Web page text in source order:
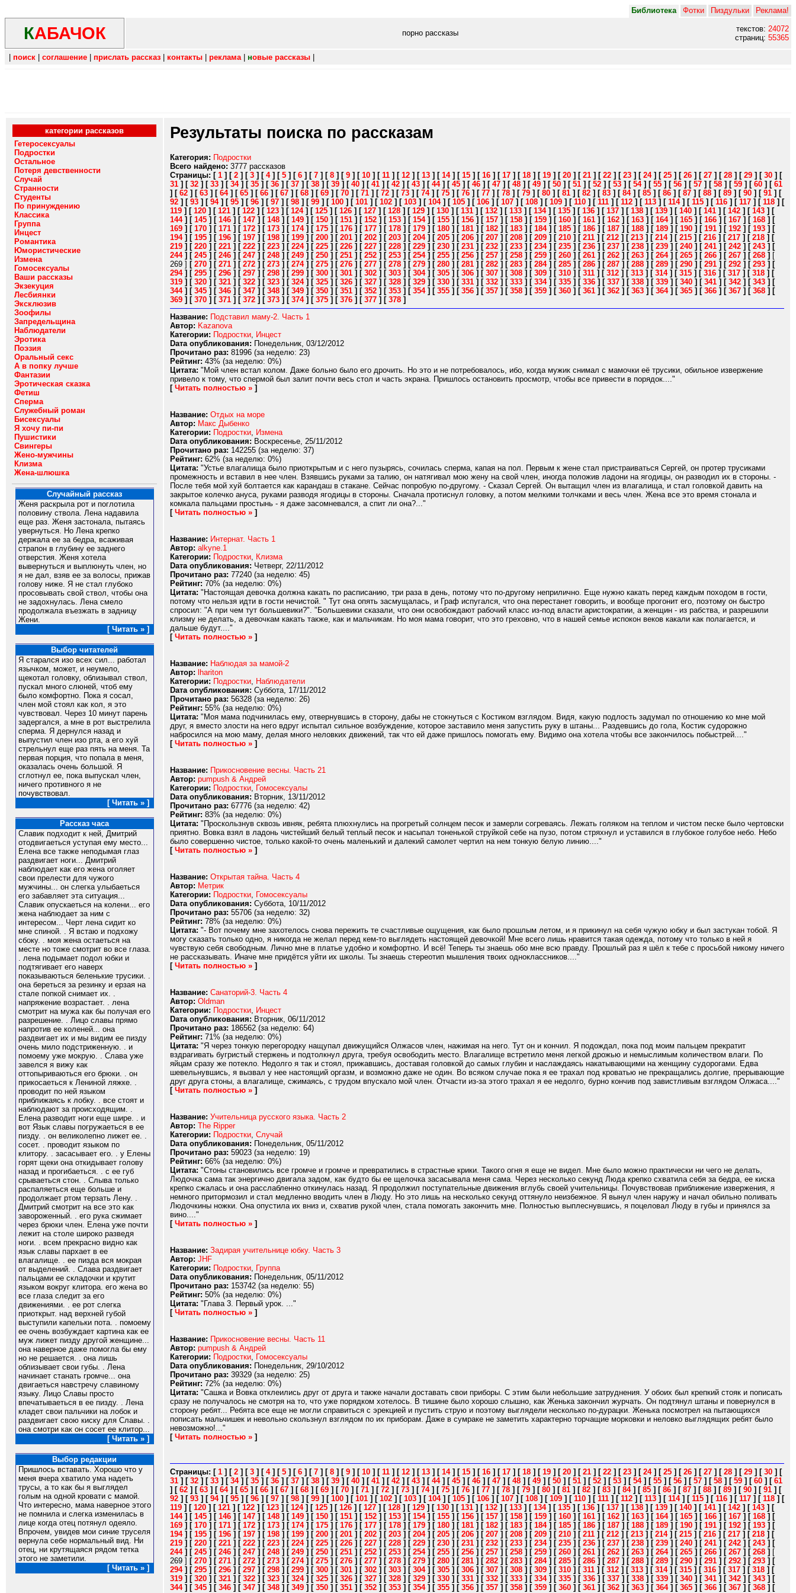
Библиотека Фотки Пиздульки Реклама!
КАБАЧОК порно рассказы текстов: 24072
страниц: 55365
поиск соглашение прислать рассказ контакты реклама| новые рассказы
категории рассказов
Гетеросексуалы
Подростки
Остальное
Потеря девственности
Случай
Странности
Студенты
По принуждению
Классика
Группа
Инцест
Романтика
Юмористические
Измена
Гомосексуалы
Ваши рассказы
Экзекуция
Лесбиянки
Эксклюзив
Зоофилы
Запредельщина
Наблюдатели
Эротика
Поэзия
Оральный секс
А в попку лучше
Фантазии
Эротическая сказка
Фетиш
Сперма
Служебный роман
Бисексуалы
Я хочу пи-пи
Пушистики
Свингеры
Жено-мужчины
Клизма
Жена-шлюшка
Случайный рассказ
Женя раскрыла рот и поглотила
половину ствола. Лена надавила
еще раз. Женя застонала, пытаясь
увернуться. Но Лена крепко
держала ее за бедра, всаживая
страпон в глубину ее заднего
отверстия. Женя хотела
вывернуться и выплюнуть член, но
я не дал, взяв ее за волосы, прижав
голову ниже. Я не стал глубоко
просовывать свой ствол, чтобы она
не задохнулась. Лена смело
продолжала въезжать в задницу
Жени.
[ Читать » ]
Выбор читателей
Я старался изо всех сил... работал
язычком, может, и неумело,
щекотал головку, облизывал ствол,
пускал много слюней, чтоб ему
было комфортно. Пока я сосал,
член мой стоял как кол, я это
чувствовал. Через 10 минут парень
задергался, а мне в рот выстрелила
сперма. Я дернулся назад и
выпустил член изо рта, а его хуй
стрельнул еще раз пять на меня. Та
первая порция, что попала в меня,
оказалась очень большой. Я
сглотнул ее, пока выпускал член,
ничего противного я не
почувствовал.
[ Читать » ]
Рассказ часа
Славик подходит к ней, Дмитрий
отодвигаеться уступая ему место...
Елена все также неподымая глаз
раздвигает ноги... Дмитрий
наблюдает как его жена оголяет
свои прелести для чужого
мужчины... он слегка улыбаеться
его забавляет эта ситуация...
Славик опускаеться на колени... его
жена наблюдает за ним с
интересом... Черт лена сидит ко
мне спиной. . Я встаю и подхожу
сбоку. . моя жена остаеться на
месте но тоже смотрит во все глаза.
. лена подымает подол юбки и
подтягивает его наверх
показываються беленькие трусики. .
она береться за резинку и ерзая на
стале попкой снимает их. .
напряжение возрастает. . лена
смотрит на мужа как бы получая его
разрешение. . Лицо славы прямо
напротив ее коленей... она
раздвигает их и мы видим ее пизду
очень мило подстриженную. . и
помоему уже мокрую. . Слава уже
завелся я вижу как
оттопыриваються его брюки. . он
прикосаеться к Лениной ляжке. .
проводит по ней языком
приближаясь к лобку. . все стоят и
наблюдают за происходящим. .
Елена разводит ноги еще шире. . и
вот Язык славы погружаеться в ее
пизду. . он великолепно лижет ее. .
сосет. . проводит языком по
клитору. . засасывает его. . у Елены
горят щеки она откидывает голову
назад и прогибаеться. . с ее губ
срываеться стон. . Слыва только
распаляеться еще больше и
продолжает ртом терзать Лену. .
Дмитрий смотрит на все это как
завороженный. . его рука сжимает
через брюки член. Елена уже почти
лежит на столе широко разведя
ноги. . всем прекрасно видно как
язык славы пархает в ее
влагалище. . ее пизда вся мокрая
от выделений. . Слава раздвигает
пальцами ее складочки и крутит
языком вокруг клитора. его жена во
все глаза следит за его
движениями. . ее рот слегка
приоткрыт. над верхней губой
выступили капельки пота. . помоему
ее очень возбуждает картина как ее
муж лижет пизду другой женщине...
она наверное даже помогла бы ему
но не решается. . она лишь
облизывает свои губы. . Лена
начинает станать громче... она
двигаеться навстречу славиному
языку. Лицо Славы просто
впечатываеться в ее пизду. . Лeна
кладет свои пальчики на лобок и
раздвигает свою киску для Cлавы. .
она смотри как он сосет ее клитор...
[ Читать » ]
Выбор редакции
Пришлось вставать. Хорошо что у
меня вчера хватило ума надеть
трусы, а то как бы я выглядел
голым на одной кровати с мамой.
Что интересно, мама наверное этого
не помнила и слегка изменилась в
лице когда отец потянул одеяло.
Впрочем, увидев мои синие труселя
вернула себе нормальный вид. Ни
отец, ни крутящаяся рядом тетка
этого не заметили.
[ Читать » ]
Результаты поиска по рассказам
Категория: Подростки
Всего найдено: 3777 рассказов
Страницы: [ 1 ] [ 2 ] [ 3 ] [ 4] [ 5 ] [ 6 ] [ 7 ] [ 8 ] [ 9 ] [ 10 ] [ 11 ] [ 12 ] [ 13 ] [ 14] [ 15 ] [ 16 ] [ 17 ] [ 18 ] [ 19 ] [ 20 ] [ 21 ] [ 22 ] [ 23 ] [ 24] [ 25 ] [ 26 ] [ 27 ] [ 28 ] [ 29 ] [ 30 ] [
31 ] [ 32 ] [ 33 ] [ 34] [ 35 ] [ 36 ] [ 37 ] [ 38 ] [ 39 ] [ 40 ] [ 41 ] [ 42 ] [ 43 ] [ 44] [ 45 ] [ 46 ] [ 47 ] [ 48 ] [ 49 ] [ 50 ] [ 51 ] [ 52 ] [ 53 ] [ 54] [ 55 ] [ 56 ] [ 57 ] [ 58 ] [ 59 ] [ 60 ] [ 61
] [ 62 ] [ 63 ] [ 64] [ 65 ] [ 66 ] [ 67 ] [ 68 ] [ 69 ] [ 70 ] [ 71 ] [ 72 ] [ 73 ] [ 74] [ 75 ] [ 76 ] [ 77 ] [ 78 ] [ 79 ] [ 80 ] [ 81 ] [ 82 ] [ 83 ] [ 84] [ 85 ] [ 86 ] [ 87 ] [ 88 ] [ 89 ] [ 90 ] [ 91 ] [
92 ] [ 93 ] [ 94] [ 95 ] [ 96 ] [ 97 ] [ 98 ] [ 99 ] [ 100 ] [ 101 ] [ 102 ] [ 103 ] [ 104] [ 105 ] [ 106 ] [ 107 ] [ 108 ] [ 109 ] [ 110 ] [ 111 ] [ 112 ] [ 113 ] [ 114] [ 115 ] [ 116 ] [ 117 ] [ 118 ] [
119 ] [ 120 ] [ 121 ] [ 122 ] [ 123 ] [ 124] [ 125 ] [ 126 ] [ 127 ] [ 128 ] [ 129 ] [ 130 ] [ 131 ] [ 132 ] [ 133 ] [ 134] [ 135 ] [ 136 ] [ 137 ] [ 138 ] [ 139 ] [ 140 ] [ 141 ] [ 142 ] [ 143 ] [
144] [ 145 ] [ 146 ] [ 147 ] [ 148 ] [ 149 ] [ 150 ] [ 151 ] [ 152 ] [ 153 ] [ 154] [ 155 ] [ 156 ] [ 157 ] [ 158 ] [ 159 ] [ 160 ] [ 161 ] [ 162 ] [ 163 ] [ 164] [ 165 ] [ 166 ] [ 167 ] [ 168 ] [
169 ] [ 170 ] [ 171 ] [ 172 ] [ 173 ] [ 174] [ 175 ] [ 176 ] [ 177 ] [ 178 ] [ 179 ] [ 180 ] [ 181 ] [ 182 ] [ 183 ] [ 184] [ 185 ] [ 186 ] [ 187 ] [ 188 ] [ 189 ] [ 190 ] [ 191 ] [ 192 ] [ 193 ] [
194] [ 195 ] [ 196 ] [ 197 ] [ 198 ] [ 199 ] [ 200 ] [ 201 ] [ 202 ] [ 203 ] [ 204] [ 205 ] [ 206 ] [ 207 ] [ 208 ] [ 209 ] [ 210 ] [ 211 ] [ 212 ] [ 213 ] [ 214] [ 215 ] [ 216 ] [ 217 ] [ 218 ] [
219 ] [ 220 ] [ 221 ] [ 222 ] [ 223 ] [ 224] [ 225 ] [ 226 ] [ 227 ] [ 228 ] [ 229 ] [ 230 ] [ 231 ] [ 232 ] [ 233 ] [ 234] [ 235 ] [ 236 ] [ 237 ] [ 238 ] [ 239 ] [ 240 ] [ 241 ] [ 242 ] [ 243 ] [
244] [ 245 ] [ 246 ] [ 247 ] [ 248 ] [ 249 ] [ 250 ] [ 251 ] [ 252 ] [ 253 ] [ 254] [ 255 ] [ 256 ] [ 257 ] [ 258 ] [ 259 ] [ 260 ] [ 261 ] [ 262 ] [ 263 ] [ 264] [ 265 ] [ 266 ] [ 267 ] [ 268 ] [
269 ] [ 270 ] [ 271 ] [ 272 ] [ 273 ] [ 274] [ 275 ] [ 276 ] [ 277 ] [ 278 ] [ 279 ] [ 280 ] [ 281 ] [ 282 ] [ 283 ] [ 284] [ 285 ] [ 286 ] [ 287 ] [ 288 ] [ 289 ] [ 290 ] [ 291 ] [ 292 ] [ 293 ] [
294] [ 295 ] [ 296 ] [ 297 ] [ 298 ] [ 299 ] [ 300 ] [ 301 ] [ 302 ] [ 303 ] [ 304] [ 305 ] [ 306 ] [ 307 ] [ 308 ] [ 309 ] [ 310 ] [ 311 ] [ 312 ] [ 313 ] [ 314] [ 315 ] [ 316 ] [ 317 ] [ 318 ] [
319 ] [ 320 ] [ 321 ] [ 322 ] [ 323 ] [ 324] [ 325 ] [ 326 ] [ 327 ] [ 328 ] [ 329 ] [ 330 ] [ 331 ] [ 332 ] [ 333 ] [ 334] [ 335 ] [ 336 ] [ 337 ] [ 338 ] [ 339 ] [ 340 ] [ 341 ] [ 342 ] [ 343 ] [
344] [ 345 ] [ 346 ] [ 347 ] [ 348 ] [ 349 ] [ 350 ] [ 351 ] [ 352 ] [ 353 ] [ 354] [ 355 ] [ 356 ] [ 357 ] [ 358 ] [ 359 ] [ 360 ] [ 361 ] [ 362 ] [ 363 ] [ 364] [ 365 ] [ 366 ] [ 367 ] [ 368 ] [
369 ] [ 370 ] [ 371 ] [ 372 ] [ 373 ] [ 374] [ 375 ] [ 376 ] [ 377 ] [ 378 ]
Название: Подставил маму-2. Часть 1
Автор: Kazanova
Категории: Подростки, Инцест
Dата опубликования: Понедельник, 03/12/2012
Прочитано раз: 81996 (за неделю: 23)
Рейтинг: 43% (за неделю: 0%)
Цитата: "Мой член встал колом. Даже больно было его дрочить. Но это и не потребовалось, ибо, когда мужик снимал с мамочки её трусики, обильное извержение
привело к тому, что спермой был залит почти весь стол и часть экрана. Пришлось остановить просмотр, чтобы все привести в порядок...."
[ Читать полностью » ]
Название: Отдых на море
Автор: Макс Дыбенко
Категории: Подростки, Измена
Dата опубликования: Воскресенье, 25/11/2012
Прочитано раз: 142255 (за неделю: 37)
Рейтинг: 62% (за неделю: 0%)
Цитата: "Устье влагалища было приоткрытым и с него пузырясь, сочилась сперма, капая на пол. Первым к жене стал пристраиваться Сергей, он протер трусиками
промежность и вставил в нее член. Взявшись руками за талию, он натягивал мою жену на свой член, иногда положив ладони на ягодицы, он разводил их в стороны. -
После тебя мой хуй болтается как карандаш в стакане. Сейчас попробую по-другому. - Сказал Сергей. Он вытащил член из влагалища, и стал головкой давить на
закрытое колечко ануса, руками разводя ягодицы в стороны. Сначала протиснул головку, а потом мелкими толчками и весь член. Жена все это время стонала и
комкала пальцами простынь - я даже засомневался, а спит ли она?..."
[ Читать полностью » ]
Название: Интернат. Часть 1
Автор: alkyne.1
Категории: Подростки, Клизма
Dата опубликования: Четверг, 22/11/2012
Прочитано раз: 77240 (за неделю: 45)
Рейтинг: 70% (за неделю: 0%)
Цитата: "Настоящая девочка должна какать по расписанию, три раза в день, потому что по-другому неприлично. Еще нужно какать перед каждым походом в гости,
потому что нельзя идти в гости нечистой. " Тут она опять засмущалась, и Граф испугался, что она перестанет говорить, и вообще прогонит его, поэтому он быстро
спросил: "А при чем тут большевики?". "Большевики сказали, что они освобождают рабочий класс из-под власти аристократии, а женщин - из рабства, и разрешили
клизму не делать, а девочкам какать также, как и мальчикам. Но моя мама говорит, что это греховно, что в нашей семье испокон веков какали как полагается, и
дальше будут...."
[ Читать полностью » ]
Название: Наблюдая за мамой-2
Автор:
lhariton
Категории: Подростки, Наблюдатели
Dата опубликования: Суббота, 17/11/2012
Прочитано раз: 56328 (за неделю: 26)
Рейтинг: 55% (за неделю: 0%)
Цитата: "Моя мама подчинилась ему, отвернувшись в сторону, дабы не стокнуться с Костиком взглядом. Видя, какую подлость задумал по отношению ко мне мой
друг, я вместо злости на него вдруг испытал сильное возбуждение, которое заставило меня запустить руку в штаны... Раздевшись до гола, Костик судорожно
набросился на мою маму, делая много неловких движений, так что ей даже пришлось помогать ему. Видимо она хотела чтобы все закончилось побыстрей...."
[ Читать полностью » ]
Название: Прикосновение весны. Часть 21
Автор: pumpush & Андрей
Категории: Подростки, Гомосексуалы
Dата опубликования: Вторник, 13/11/2012
Прочитано раз: 67776 (за неделю: 42)
Рейтинг: 83% (за неделю: 0%)
Цитата: "Проскользнув сквозь ивняк, ребята плюхнулись на прогретый солнцем песок и замерли согреваясь. Лежать голяком на теплом и чистом песке было чертовски
приятно. Вовка взял в ладонь чистейший белый теплый песок и насыпал тоненькой струйкой себе на пузо, потом стряхнул и уставился в глубокое голубое небо. Небо
было совершенно чистое, только какой-то очень маленький и далекий самолет чертил на нем тонкую белую линию...."
[ Читать полностью » ]
Название: Открытая тайна. Часть 4
Автор: Метрик
Категории: Подростки, Гомосексуалы
Dата опубликования: Суббота, 10/11/2012
Прочитано раз: 55706 (за неделю: 32)
Рейтинг: 78% (за неделю: 0%)
Цитата: "- Вот почему мне захотелось снова пережить те счастливые ощущения, как было прошлым летом, и я прикинул на себя чужую юбку и был застукан тобой. Я
могу сказать только одно, я никогда не желал перед кем-то выглядеть настоящей девочкой! Мне всего лишь нравится такая одежда, потому что только в ней я
чувствую себя свободным. Лично мне в платье удобно и комфортно. И всё! Теперь ты знаешь обо мне всю правду. Прошлый раз я шёл к тебе с просьбой никому ничего
не рассказывать. Иначе мне придётся уйти их школы. Ты знаешь стереотип мышления твоих одноклассников...."
[ Читать полностью » ]
Название: Санаторий-3. Часть 4
Автор: Oldman
Категории: Подростки, Инцест
Dата опубликования: Вторник, 06/11/2012
Прочитано раз: 186562 (за неделю: 64)
Рейтинг: 71% (за неделю: 0%)
Цитата: "Я через тонкую перегородку нащупал движущийся Олжасов член, нажимая на него. Тут он и кончил. Я подождал, пока под моим пальцем прекратит
вздрагивать бугристый стержень и подтолкнул друга, требуя освободить место. Влагалище встретило меня легкой дрожью и немыслимым количеством влаги. По
яйцам сразу же потекло. Недолго я так и стоял, прижавшись, доставая головкой до самых глубин и наслаждаясь накатывающими на женщину судорогами. Едва
шевельнувшись, я вызвал у нее настоящий оргазм, и возможно даже не один. Во всяком случае пока я ее трахал под кроватью не прекращались долгие, прерывающие
друг друга стоны, а влагалище, сжимаясь, с трудом впускало мой член. Отчасти из-за этого трахал я ее недолго, бурно кончив под завистливым взглядом Олжаса...."
[ Читать полностью » ]
Название: Учительница русского языка. Часть 2
Автор: The Ripper
Категории: Подростки, Случай
Dата опубликования: Понедельник, 05/11/2012
Прочитано раз: 59023 (за неделю: 19)
Рейтинг: 66% (за неделю: 0%)
Цитата: "Стоны становились все громче и громче и превратились в страстные крики. Такого огня я еще не видел. Мне было можно практически ни чего не делать,
Людочка сама так энергично двигала задом, как будто бы ее щелочка засасывала меня сама. Через несколько секунд Люда крепко схватила себя за бедра, ее киска
крепко сжалась и она расслабленно откинулась назад. Я продолжил поступательные движения вглубь своей учительницы. Почувствовав приближение извержения, я
немного притормозил и стал медленно вводить член в Люду. Но это лишь на несколько секунд оттянуло неизбежное. Я вынул член наружу и начал обильно поливать
Людочкины ножки. Она опустила их вниз и, схватив рукой член, стала помогать закончить мне. Полностью выплеснувшись, я поцеловал Люду в губы и принялся за
вино...."
[ Читать полностью » ]
Название: Задирая учительнице юбку. Часть 3
Автор: JHF
Категории: Подростки, Группа
Dата опубликования: Понедельник, 05/11/2012
Прочитано раз: 153742 (за неделю: 55)
Рейтинг: 50% (за неделю: 0%)
Цитата: "Глава 3. Первый урок. ..."
[ Читать полностью » ]
Название: Прикосновение весны. Часть 11
Автор: pumpush & Андрей
Категории: Подростки, Гомосексуалы
Dата опубликования: Понедельник, 29/10/2012
Прочитано раз: 39329 (за неделю: 25)
Рейтинг: 72% (за неделю: 0%)
Цитата: "Сашка и Вовка отклеились друг от друга и также начали доставать свои приборы. С этим были небольшие затруднения. У обоих был крепкий стояк и пописать
сразу не получалось не смотря на то, что уже порядком хотелось. В тишине было хорошо слышно, как Женька закончил журчать. Он подтянул штаны и повернулся в
сторону ребят... Ребята все еще не могли справиться с эрекцией и пустить струю и поэтому выглядели несколько по-дурацки. Женька посмотрел на пытающихся
пописать мальчишек и невольно скользнул взглядом по их приборам. Даже в сумраке не заметить характерно торчащие морковки и неловко выглядящих ребят было
невозможно!..."
[ Читать полностью » ]
Страницы: [ 1 ] [ 2 ] [ 3 ] [ 4] [ 5 ] [ 6 ] [ 7 ] [ 8 ] [ 9 ] [ 10 ] [ 11 ] [ 12 ] [ 13 ] [ 14] [ 15 ] [ 16 ] [ 17 ] [ 18 ] [ 19 ] [ 20 ] [ 21 ] [ 22 ] [ 23 ] [ 24] [ 25 ] [ 26 ] [ 27 ] [ 28 ] [ 29 ] [ 30 ] [
31 ] [ 32 ] [ 33 ] [ 34] [ 35 ] [ 36 ] [ 37 ] [ 38 ] [ 39 ] [ 40 ] [ 41 ] [ 42 ] [ 43 ] [ 44] [ 45 ] [ 46 ] [ 47 ] [ 48 ] [ 49 ] [ 50 ] [ 51 ] [ 52 ] [ 53 ] [ 54] [ 55 ] [ 56 ] [ 57 ] [ 58 ] [ 59 ] [ 60 ] [ 61
] [ 62 ] [ 63 ] [ 64] [ 65 ] [ 66 ] [ 67 ] [ 68 ] [ 69 ] [ 70 ] [ 71 ] [ 72 ] [ 73 ] [ 74] [ 75 ] [ 76 ] [ 77 ] [ 78 ] [ 79 ] [ 80 ] [ 81 ] [ 82 ] [ 83 ] [ 84] [ 85 ] [ 86 ] [ 87 ] [ 88 ] [ 89 ] [ 90 ] [ 91 ] [
92 ] [ 93 ] [ 94] [ 95 ] [ 96 ] [ 97 ] [ 98 ] [ 99 ] [ 100 ] [ 101 ] [ 102 ] [ 103 ] [ 104] [ 105 ] [ 106 ] [ 107 ] [ 108 ] [ 109 ] [ 110 ] [ 111 ] [ 112 ] [ 113 ] [ 114] [ 115 ] [ 116 ] [ 117 ] [ 118 ] [
119 ] [ 120 ] [ 121 ] [ 122 ] [ 123 ] [ 124] [ 125 ] [ 126 ] [ 127 ] [ 128 ] [ 129 ] [ 130 ] [ 131 ] [ 132 ] [ 133 ] [ 134] [ 135 ] [ 136 ] [ 137 ] [ 138 ] [ 139 ] [ 140 ] [ 141 ] [ 142 ] [ 143 ] [
144] [ 145 ] [ 146 ] [ 147 ] [ 148 ] [ 149 ] [ 150 ] [ 151 ] [ 152 ] [ 153 ] [ 154] [ 155 ] [ 156 ] [ 157 ] [ 158 ] [ 159 ] [ 160 ] [ 161 ] [ 162 ] [ 163 ] [ 164] [ 165 ] [ 166 ] [ 167 ] [ 168 ] [
169 ] [ 170 ] [ 171 ] [ 172 ] [ 173 ] [ 174] [ 175 ] [ 176 ] [ 177 ] [ 178 ] [ 179 ] [ 180 ] [ 181 ] [ 182 ] [ 183 ] [ 184] [ 185 ] [ 186 ] [ 187 ] [ 188 ] [ 189 ] [ 190 ] [ 191 ] [ 192 ] [ 193 ] [
194] [ 195 ] [ 196 ] [ 197 ] [ 198 ] [ 199 ] [ 200 ] [ 201 ] [ 202 ] [ 203 ] [ 204] [ 205 ] [ 206 ] [ 207 ] [ 208 ] [ 209 ] [ 210 ] [ 211 ] [ 212 ] [ 213 ] [ 214] [ 215 ] [ 216 ] [ 217 ] [ 218 ] [
219 ] [ 220 ] [ 221 ] [ 222 ] [ 223 ] [ 224] [ 225 ] [ 226 ] [ 227 ] [ 228 ] [ 229 ] [ 230 ] [ 231 ] [ 232 ] [ 233 ] [ 234] [ 235 ] [ 236 ] [ 237 ] [ 238 ] [ 239 ] [ 240 ] [ 241 ] [ 242 ] [ 243 ] [
244] [ 245 ] [ 246 ] [ 247 ] [ 248 ] [ 249 ] [ 250 ] [ 251 ] [ 252 ] [ 253 ] [ 254] [ 255 ] [ 256 ] [ 257 ] [ 258 ] [ 259 ] [ 260 ] [ 261 ] [ 262 ] [ 263 ] [ 264] [ 265 ] [ 266 ] [ 267 ] [ 268 ] [
269 ] [ 270 ] [ 271 ] [ 272 ] [ 273 ] [ 274] [ 275 ] [ 276 ] [ 277 ] [ 278 ] [ 279 ] [ 280 ] [ 281 ] [ 282 ] [ 283 ] [ 284] [ 285 ] [ 286 ] [ 287 ] [ 288 ] [ 289 ] [ 290 ] [ 291 ] [ 292 ] [ 293 ] [
294] [ 295 ] [ 296 ] [ 297 ] [ 298 ] [ 299 ] [ 300 ] [ 301 ] [ 302 ] [ 303 ] [ 304] [ 305 ] [ 306 ] [ 307 ] [ 308 ] [ 309 ] [ 310 ] [ 311 ] [ 312 ] [ 313 ] [ 314] [ 315 ] [ 316 ] [ 317 ] [ 318 ] [
319 ] [ 320 ] [ 321 ] [ 322 ] [ 323 ] [ 324] [ 325 ] [ 326 ] [ 327 ] [ 328 ] [ 329 ] [ 330 ] [ 331 ] [ 332 ] [ 333 ] [ 334] [ 335 ] [ 336 ] [ 337 ] [ 338 ] [ 339 ] [ 340 ] [ 341 ] [ 342 ] [ 343 ] [
344] [ 345 ] [ 346 ] [ 347 ] [ 348 ] [ 349 ] [ 350 ] [ 351 ] [ 352 ] [ 353 ] [ 354] [ 355 ] [ 356 ] [ 357 ] [ 358 ] [ 359 ] [ 360 ] [ 361 ] [ 362 ] [ 363 ] [ 364] [ 365 ] [ 366 ] [ 367 ] [ 368 ] [